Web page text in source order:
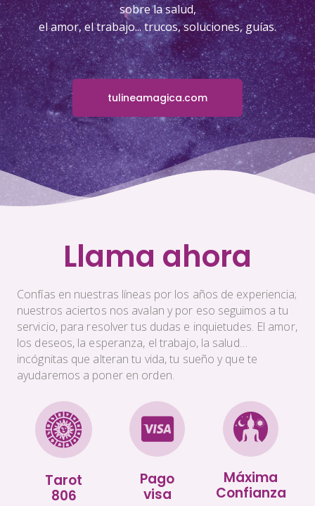
sobre la salud,
el amor, el trabajo... trucos, soluciones, guías.
tulineamagica.com
Llama ahora
Confías en nuestras líneas por los años de experiencia;
nuestros aciertos nos avalan y por eso seguimos a tu
servicio, para resolver tus dudas e inquietudes. El amor,
los deseos, la esperanza, el trabajo, la salud…
incógnitas que alteran tu vida, tu sueño y que te
ayudaremos a poner en orden.
Tarot
806
Pago
visa
Máxima
Confianza